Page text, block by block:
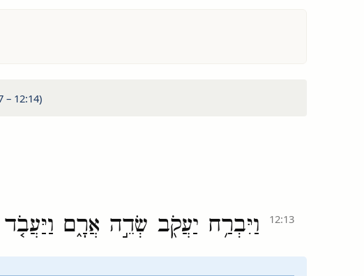
– 12:14)
וַיִּבְרַ֥ח יַעֲקֹ֖ב שְׂדֵ֣ה אֲרָ֑ם 12:13